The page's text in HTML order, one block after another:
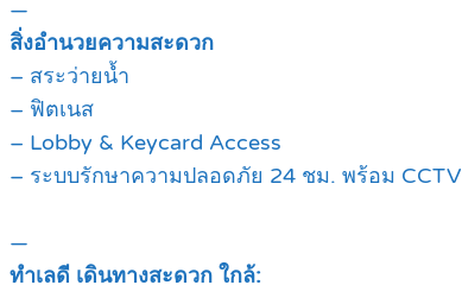
—
สิ่งอำนวยความสะดวก
– สระว่ายน้ำ
– ฟิตเนส
– Lobby & Keycard Access
– ระบบรักษาความปลอดภัย 24 ชม. พร้อม CCTV
—
ทำเลดี เดินทางสะดวก ใกล้: